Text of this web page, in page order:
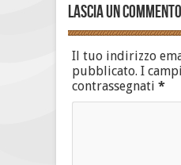
Lascia un commento
Il tuo indirizzo
pubblicato. I
contrassegnati *